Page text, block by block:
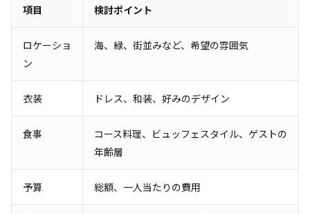
項目 検討ポイント
ロケーショ
ン
海、緑、街並みなど、希望の雰囲気
衣装 ドレス、和装、好みのデザイン
食事
コース料理、ビュッフェスタイル、ゲストの
年齢層
予算 総額、一人当たりの費用